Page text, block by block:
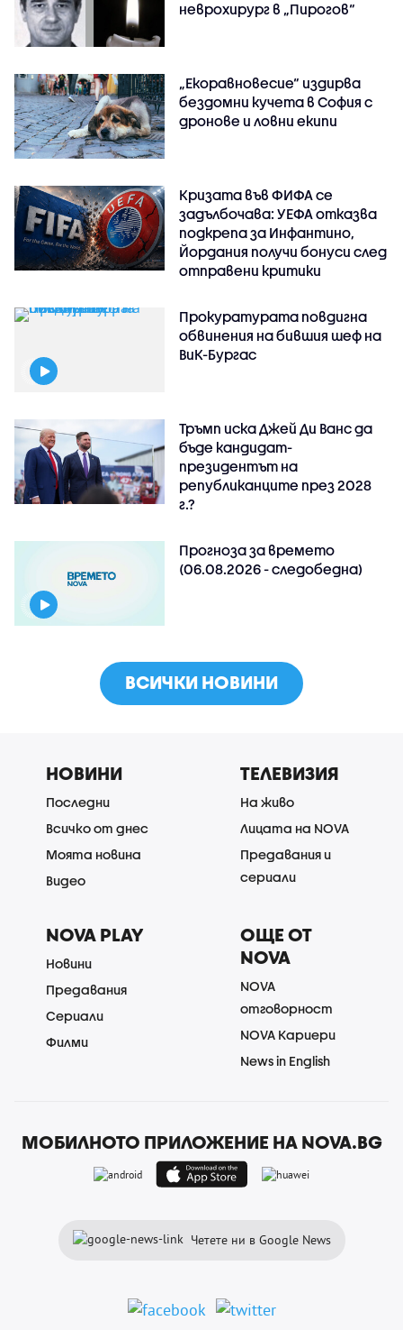
неврохирург в „Пирогов“
„Екоравновесие“ издирва
бездомни кучета в София с
дронове и ловни екипи
Кризата във ФИФА се
задълбочава: УЕФА отказва
подкрепа за Инфантино,
Йордания получи бонуси след
отправени критики
Прокуратурата повдигна
обвинения на бившия шеф на
ВиК-Бургас
Тръмп иска Джей Ди Ванс да
бъде кандидат-
президентът на
републиканците през 2028
г.?
Прогноза за времето
(06.08.2026 - следобедна)
ВСИЧКИ НОВИНИ
НОВИНИ
Последни
Всичко от днес
Моята новина
Видео
ТЕЛЕВИЗИЯ
На живо
Лицата на NOVA
Предавания и
сериали
NOVA PLAY
Новини
Предавания
Сериали
Филми
ОЩЕ ОТ
NOVA
NOVA
отговорност
NOVA Кариери
News in English
МОБИЛНОТО ПРИЛОЖЕНИЕ НА NOVA.BG
Четете ни в Google News